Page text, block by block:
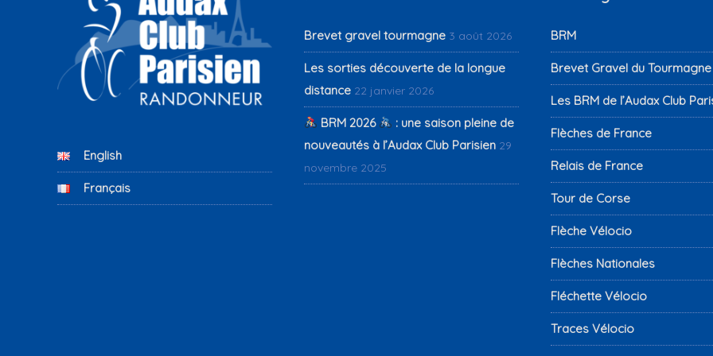
English
Français
Brevet gravel tourmagne 3 août 2026
Les sorties découverte de la longue
distance 22 janvier 2026
BRM 2026
: une saison pleine de
nouveautés à l’Audax Club Parisien 29
novembre 2025
BRM
Brevet Gravel du Tourmagne
Les BRM de l’Audax Club
Flèches de France
Relais de France
Tour de Corse
Flèche Vélocio
Flèches Nationales
Fléchette Vélocio
Traces Vélocio